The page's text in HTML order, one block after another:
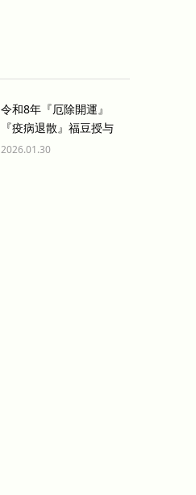
令和8年『厄除開運』
『疫病退散』福豆授与
2026.01.30